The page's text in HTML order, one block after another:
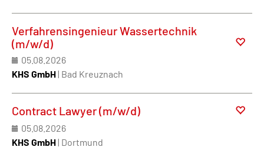
Verfahrensingenieur Wassertechnik
(m/w/d)
05.08.2026
KHS GmbH| Bad Kreuznach
Contract Lawyer (m/w/d)
05.08.2026
KHS GmbH| Dortmund